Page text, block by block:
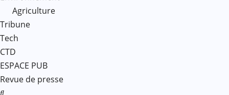
Agriculture
Tribune
Tech
CTD
ESPACE PUB
Revue de presse